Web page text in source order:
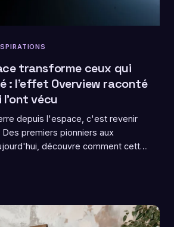
transforme ceux qui
: l'effet Overview raconté
l'ont vécu
depuis l'espace, c'est revenir
Des premiers pionniers aux
découvre comment cette
l'humanité, la nature et leur